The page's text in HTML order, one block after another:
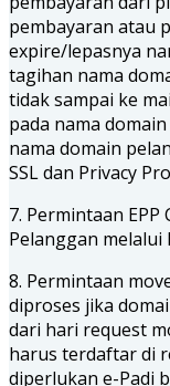
pembayaran atau
expire/lepasnya
tagihan nama
tidak sampai ke
pada nama
nama domain
SSL dan Privacy
7. Permintaan
Pelanggan melalui
8. Permintaan
diproses jika
dari hari request
harus terdaftar di
diperlukan e-Padi